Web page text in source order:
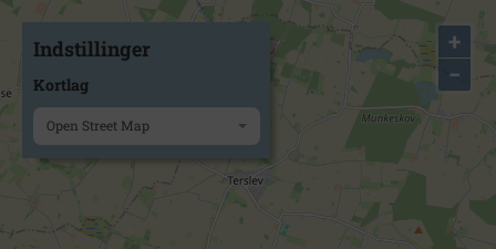
+
−
Indstillinger
Kortlag
Open Street Map